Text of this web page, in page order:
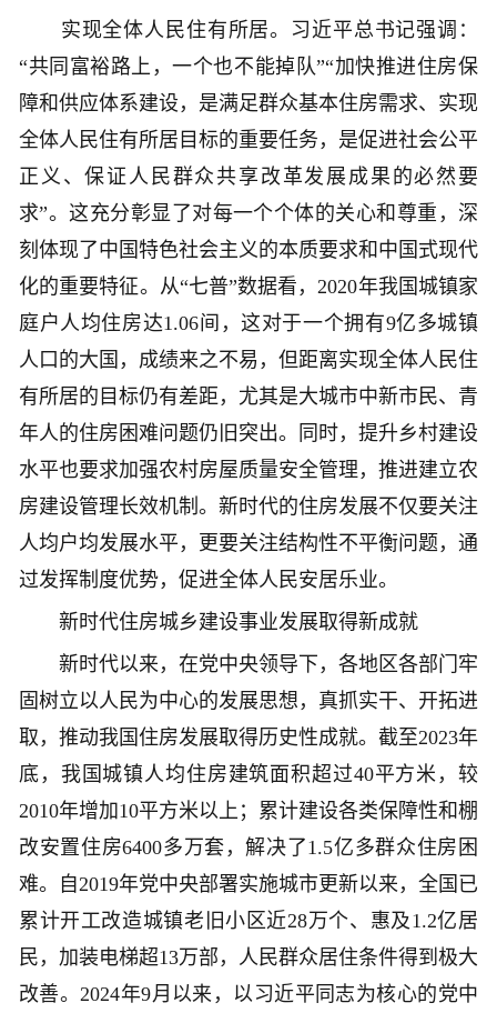
实现全体人民住有所居。习近平总书记强调：
“共同富裕路上，一个也不能掉队”“加快推进住房保
障和供应体系建设，是满足群众基本住房需求、实现
全体人民住有所居目标的重要任务，是促进社会公平
正义、保证人民群众共享改革发展成果的必然要
求”。这充分彰显了对每一个个体的关心和尊重，深
刻体现了中国特色社会主义的本质要求和中国式现代
化的重要特征。从“七普”数据看，2020年我国城镇家
庭户人均住房达1.06间，这对于一个拥有9亿多城镇
人口的大国，成绩来之不易，但距离实现全体人民住
有所居的目标仍有差距，尤其是大城市中新市民、青
年人的住房困难问题仍旧突出。同时，提升乡村建设
水平也要求加强农村房屋质量安全管理，推进建立农
房建设管理长效机制。新时代的住房发展不仅要关注
人均户均发展水平，更要关注结构性不平衡问题，通
过发挥制度优势，促进全体人民安居乐业。
新时代住房城乡建设事业发展取得新成就
新时代以来，在党中央领导下，各地区各部门牢
固树立以人民为中心的发展思想，真抓实干、开拓进
取，推动我国住房发展取得历史性成就。截至2023年
底，我国城镇人均住房建筑面积超过40平方米，较
2010年增加10平方米以上；累计建设各类保障性和棚
改安置住房6400多万套，解决了1.5亿多群众住房困
难。自2019年党中央部署实施城市更新以来，全国已
累计开工改造城镇老旧小区近28万个、惠及1.2亿居
民，加装电梯超13万部，人民群众居住条件得到极大
改善。2024年9月以来，以习近平同志为核心的党中